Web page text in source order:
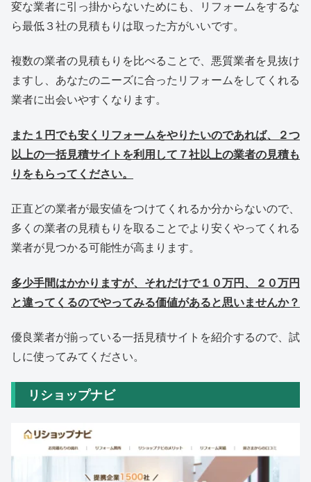
変な業者に引っ掛からないためにも、リフォームをするな
ら最低３社の見積もりは取った方がいいです。
複数の業者の見積もりを比べることで、悪質業者を見抜け
ますし、あなたのニーズに合ったリフォームをしてくれる
業者に出会いやすくなります。
また１円でも安くリフォームをやりたいのであれば、２つ
以上の一括見積サイトを利用して７社以上の業者の見積も
りをもらってください。
正直どの業者が最安値をつけてくれるか分からないので、
多くの業者の見積もりを取ることでより安くやってくれる
業者が見つかる可能性が高まります。
多少手間はかかりますが、それだけで１０万円、２０万円
と違ってくるのでやってみる価値があると思いませんか？
優良業者が揃っている一括見積サイトを紹介するので、試
しに使ってみてください。
リショップナビ